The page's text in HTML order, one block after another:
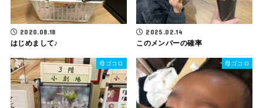
2020.08.18
はじめまして♪
2025.02.14
このメンバーの確率
母ゴコロ 母ゴコロ